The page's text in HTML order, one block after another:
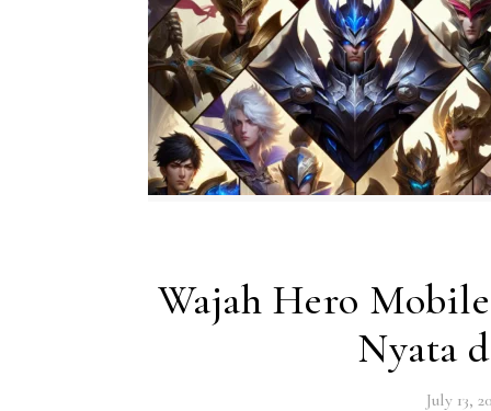
Wajah Hero
Nyata
July 13,